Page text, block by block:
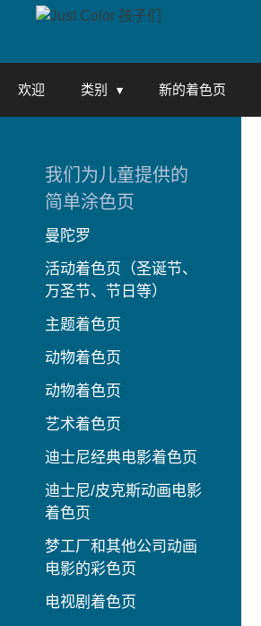
欢迎 类别 新的着色页
我们为儿童提供的
简单涂色页
曼陀罗
活动着色页（圣诞节、
万圣节、节日等）
主题着色页
动物着色页
动物着色页
艺术着色页
迪士尼经典电影着色页
迪士尼/皮克斯动画电影
着色页
梦工厂和其他公司动画
电影的彩色页
电视剧着色页